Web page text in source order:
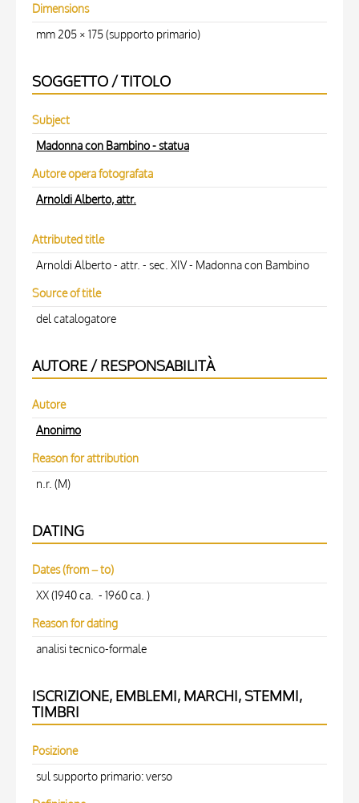
Dimensions
mm 205 × 175 (supporto primario)
SOGGETTO / TITOLO
Subject
Madonna con Bambino - statua
Autore opera fotografata
Arnoldi Alberto, attr.
Attributed title
Arnoldi Alberto - attr. - sec. XIV - Madonna con Bambino
Source of title
del catalogatore
AUTORE / RESPONSABILITÀ
Autore
Anonimo
Reason for attribution
n.r. (M)
DATING
Dates (from – to)
XX (1940 ca. - 1960 ca. )
Reason for dating
analisi tecnico-formale
ISCRIZIONE, EMBLEMI, MARCHI, STEMMI,
TIMBRI
Posizione
sul supporto primario: verso